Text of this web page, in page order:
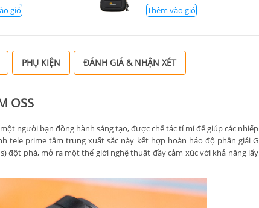
giỏ
Thêm vào giỏ
PHỤ KIỆN ĐÁNH GIÁ & NHẬN XÉT
OSS
người bạn đồng hành sáng tạo, được chế tác tỉ mỉ để giúp các nhiếp
tele prime tầm trung xuất sắc này kết hợp hoàn hảo độ phân giải G
đột phá, mở ra một thế giới nghệ thuật đầy cảm xúc với khả năng lấy